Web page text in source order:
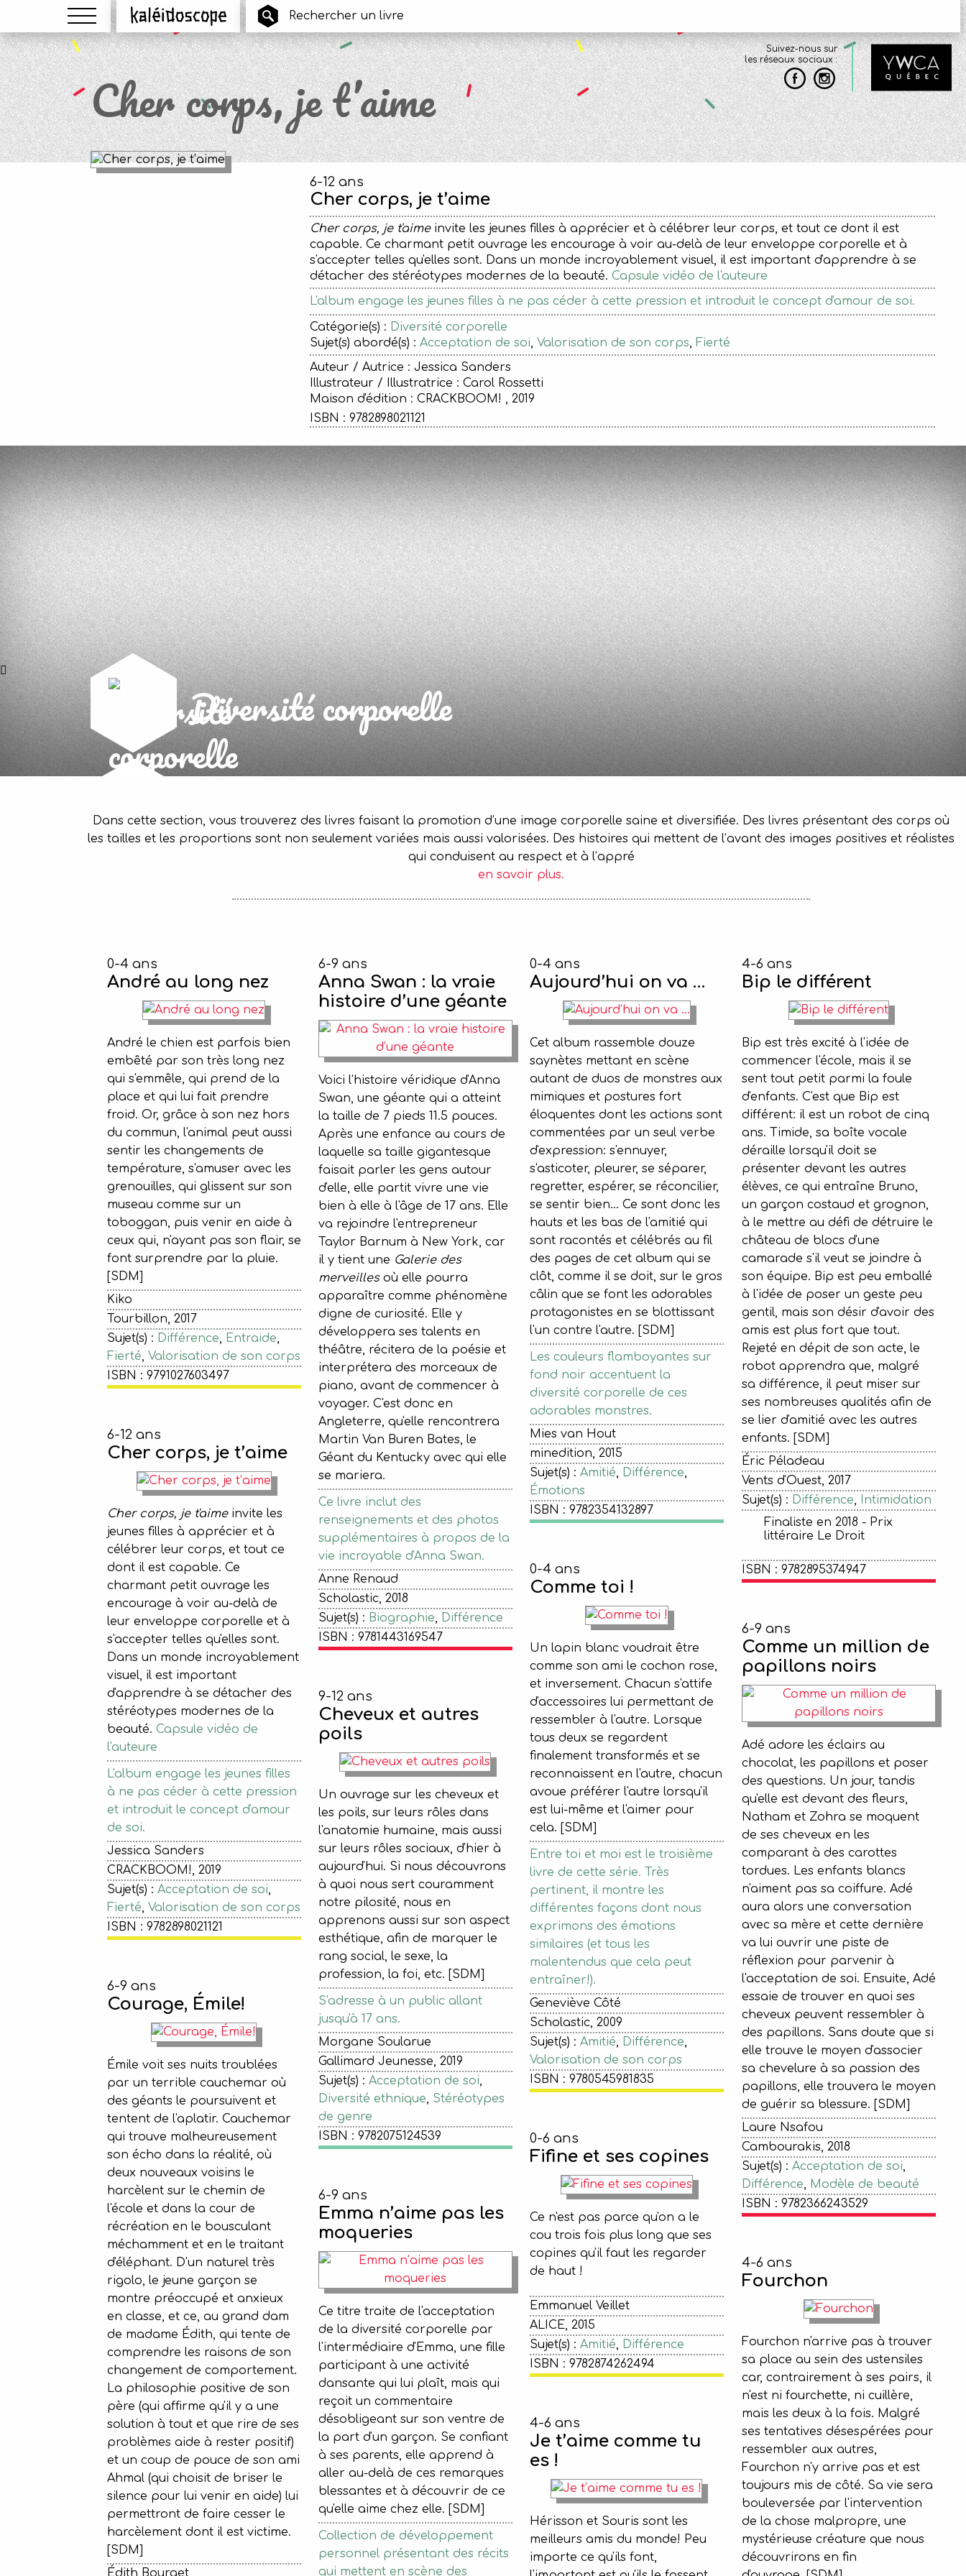
Menu Kaléidoscope
Suivez-nous sur
les réseaux sociaux :
Cher corps, je t’aime
6-12 ans
Cher corps, je t’aime
Cher corps, je t'aimeinvite les jeunes filles à apprécier et à célébrer leur corps, et tout ce dont il est
capable. Ce charmant petit ouvrage les encourage à voir au-delà de leur enveloppe corporelle et à
s'accepter telles qu'elles sont. Dans un monde incroyablement visuel, il est important d'apprendre à se
détacher des stéréotypes modernes de la beauté. Capsule vidéo de l'auteure
L'album engage les jeunes filles à ne pas céder à cette pression et introduit le concept d'amour de soi.
Catégorie(s) : Diversité corporelle
Sujet(s) abordé(s) : Acceptation de soi, Valorisation de son corps, Fierté
Auteur / Autrice : Jessica Sanders
Illustrateur / Illustratrice : Carol Rossetti
Maison d'édition : CRACKBOOM! , 2019
ISBN : 9782898021121
Diversité corporelle
Dans cette section, vous trouverez des livres faisant la promotion d’une image corporelle saine et diversifiée. Des livres présentant des corps où
les tailles et les proportions sont non seulement variées mais aussi valorisées. Des histoires qui mettent de l’avant des images positives et réalistes
qui conduisent au respect et à l’appré
en savoir plus.
0-4 ans
André au long nez
André le chien est parfois bien
embêté par son très long nez
qui s'emmêle, qui prend de la
place et qui lui fait prendre
froid. Or, grâce à son nez hors
du commun, l'animal peut aussi
sentir les changements de
température, s'amuser avec les
grenouilles, qui glissent sur son
museau comme sur un
toboggan, puis venir en aide à
ceux qui, n'ayant pas son flair, se
font surprendre par la pluie.
[SDM]
Kiko
Tourbillon, 2017
Sujet(s) : Différence, Entraide,
Fierté, Valorisation de son corps
ISBN : 9791027603497
6-9 ans
Anna Swan : la vraie
histoire d’une géante
Voici l'histoire véridique d'Anna
Swan, une géante qui a atteint
la taille de 7 pieds 11.5 pouces.
Après une enfance au cours de
laquelle sa taille gigantesque
faisait parler les gens autour
d'elle, elle partit vivre une vie
bien à elle à l'âge de 17 ans. Elle
va rejoindre l'entrepreneur
Taylor Barnum à New York, car
il y tient une Galerie des
merveillesoù elle pourra
apparaître comme phénomène
digne de curiosité. Elle y
développera ses talents en
théâtre, récitera de la poésie et
interprétera des morceaux de
piano, avant de commencer à
voyager. C'est donc en
Angleterre, qu'elle rencontrera
Martin Van Buren Bates, le
Géant du Kentucky avec qui elle
se mariera.
Ce livre inclut des
renseignements et des photos
supplémentaires à propos de la
vie incroyable d'Anna Swan.
Anne Renaud
Scholastic, 2018
Sujet(s) : Biographie, Différence
ISBN : 9781443169547
0-4 ans
Aujourd’hui on va …
Cet album rassemble douze
saynètes mettant en scène
autant de duos de monstres aux
mimiques et postures fort
éloquentes dont les actions sont
commentées par un seul verbe
d'expression: s'ennuyer,
s'asticoter, pleurer, se séparer,
regretter, espérer, se réconcilier,
se sentir bien... Ce sont donc les
hauts et les bas de l'amitié qui
sont racontés et célébrés au fil
des pages de cet album qui se
clôt, comme il se doit, sur le gros
câlin que se font les adorables
protagonistes en se blottissant
l'un contre l'autre. [SDM]
Les couleurs flamboyantes sur
fond noir accentuent la
diversité corporelle de ces
adorables monstres.
Mies van Hout
minedition, 2015
Sujet(s) : Amitié, Différence,
Émotions
ISBN : 9782354132897
4-6 ans
Bip le différent
Bip est très excité à l'idée de
commencer l'école, mais il se
sent tout petit parmi la foule
d'enfants. C'est que Bip est
différent: il est un robot de cinq
ans. Timide, sa boîte vocale
déraille lorsqu'il doit se
présenter devant les autres
élèves, ce qui entraîne Bruno,
un garçon costaud et grognon,
à le mettre au défi de détruire le
château de blocs d'une
camarade s'il veut se joindre à
son équipe. Bip est peu emballé
à l'idée de poser un geste peu
gentil, mais son désir d'avoir des
amis est plus fort que tout.
Rejeté en dépit de son acte, le
robot apprendra que, malgré
sa différence, il peut miser sur
ses nombreuses qualités afin de
se lier d'amitié avec les autres
enfants. [SDM]
Éric Péladeau
Vents d'Ouest, 2017
Sujet(s) : Différence,
Intimidation
Finaliste en 2018 - Prix
littéraire Le Droit
ISBN : 9782895374947
6-12 ans
Cher corps, je t’aime
Cher corps, je t'aimeinvite les
jeunes filles à apprécier et à
célébrer leur corps, et tout ce
dont il est capable. Ce
charmant petit ouvrage les
encourage à voir au-delà de
leur enveloppe corporelle et à
s'accepter telles qu'elles sont.
Dans un monde incroyablement
visuel, il est important
d'apprendre à se détacher des
stéréotypes modernes de la
beauté. Capsule vidéo de
l'auteure
L'album engage les jeunes filles
à ne pas céder à cette pression
et introduit le concept d'amour
de soi.
Jessica Sanders
CRACKBOOM!, 2019
Sujet(s) : Acceptation de soi,
Fierté, Valorisation de son corps
ISBN : 9782898021121
9-12 ans
Cheveux et autres
poils
Un ouvrage sur les cheveux et
les poils, sur leurs rôles dans
l'anatomie humaine, mais aussi
sur leurs rôles sociaux, d'hier à
aujourd'hui. Si nous découvrons
à quoi nous sert couramment
notre pilosité, nous en
apprenons aussi sur son aspect
esthétique, afin de marquer le
rang social, le sexe, la
profession, la foi, etc. [SDM]
S'adresse à un public allant
jusqu'à 17 ans.
Morgane Soularue
Gallimard Jeunesse, 2019
Sujet(s) : Acceptation de soi,
Diversité ethnique, Stéréotypes
de genre
ISBN : 9782075124539
0-4 ans
Comme toi !
Un lapin blanc voudrait être
comme son ami le cochon rose,
et inversement. Chacun s'attife
d'accessoires lui permettant de
ressembler à l'autre. Lorsque
tous deux se regardent
finalement transformés et se
reconnaissent en l'autre, chacun
avoue préférer l'autre lorsqu'il
est lui-même et l'aimer pour
cela. [SDM]
Entre toi et moi est le troisième
livre de cette série. Très
pertinent, il montre les
différentes façons dont nous
exprimons des émotions
similaires (et tous les
malentendus que cela peut
entraîner!).
Geneviève Côté
Scholastic, 2009
Sujet(s) : Amitié, Différence,
Valorisation de son corps
ISBN : 9780545981835
6-9 ans
Comme un million de
papillons noirs
Adé adore les éclairs au
chocolat, les papillons et poser
des questions. Un jour, tandis
qu'elle est devant des fleurs,
Natham et Zohra se moquent
de ses cheveux en les
comparant à des carottes
tordues. Les enfants blancs
n'aiment pas sa coiffure. Adé
aura alors une conversation
avec sa mère et cette dernière
va lui ouvrir une piste de
réflexion pour parvenir à
l'acceptation de soi. Ensuite, Adé
essaie de trouver en quoi ses
cheveux peuvent ressembler à
des papillons. Sans doute que si
elle trouve le moyen d'associer
sa chevelure à sa passion des
papillons, elle trouvera le moyen
de guérir sa blessure. [SDM]
Laure Nsafou
Cambourakis, 2018
Sujet(s) : Acceptation de soi,
Différence, Modèle de beauté
ISBN : 9782366243529
6-9 ans
Courage, Émile!
Émile voit ses nuits troublées
par un terrible cauchemar où
des géants le poursuivent et
tentent de l'aplatir. Cauchemar
qui trouve malheureusement
son écho dans la réalité, où
deux nouveaux voisins le
harcèlent sur le chemin de
l'école et dans la cour de
récréation en le bousculant
méchamment et en le traitant
d'éléphant. D'un naturel très
rigolo, le jeune garçon se
montre préoccupé et anxieux
en classe, et ce, au grand dam
de madame Édith, qui tente de
comprendre les raisons de son
changement de comportement.
La philosophie positive de son
père (qui affirme qu'il y a une
solution à tout et que rire de ses
problèmes aide à rester positif)
et un coup de pouce de son ami
Ahmal (qui choisit de briser le
silence pour lui venir en aide) lui
permettront de faire cesser le
harcèlement dont il est victime.
[SDM]
Édith Bourget
6-9 ans
Emma n’aime pas les
moqueries
Ce titre traite de l'acceptation
de la diversité corporelle par
l'intermédiaire d'Emma, une fille
participant à une activité
dansante qui lui plaît, mais qui
reçoit un commentaire
désobligeant sur son ventre de
la part d'un garçon. Se confiant
à ses parents, elle apprend à
aller au-delà de ces remarques
blessantes et à découvrir de ce
qu'elle aime chez elle. [SDM]
Collection de développement
personnel présentant des récits
qui mettent en scène des
0-6 ans
Fifine et ses copines
Ce n'est pas parce qu'on a le
cou trois fois plus long que ses
copines qu'il faut les regarder
de haut !
Emmanuel Veillet
ALICE, 2015
Sujet(s) : Amitié, Différence
ISBN : 9782874262494
4-6 ans
Fourchon
Fourchon n'arrive pas à trouver
sa place au sein des ustensiles
car, contrairement à ses pairs, il
n'est ni fourchette, ni cuillère,
mais les deux à la fois. Malgré
ses tentatives désespérées pour
ressembler aux autres,
Fourchon n'y arrive pas et est
toujours mis de côté. Sa vie sera
bouleversée par l'intervention
de la chose malpropre, une
mystérieuse créature que nous
découvrirons en fin
4-6 ans
Je t’aime comme tu
es !
Hérisson et Souris sont les
meilleurs amis du monde! Peu
importe ce qu'ils font,